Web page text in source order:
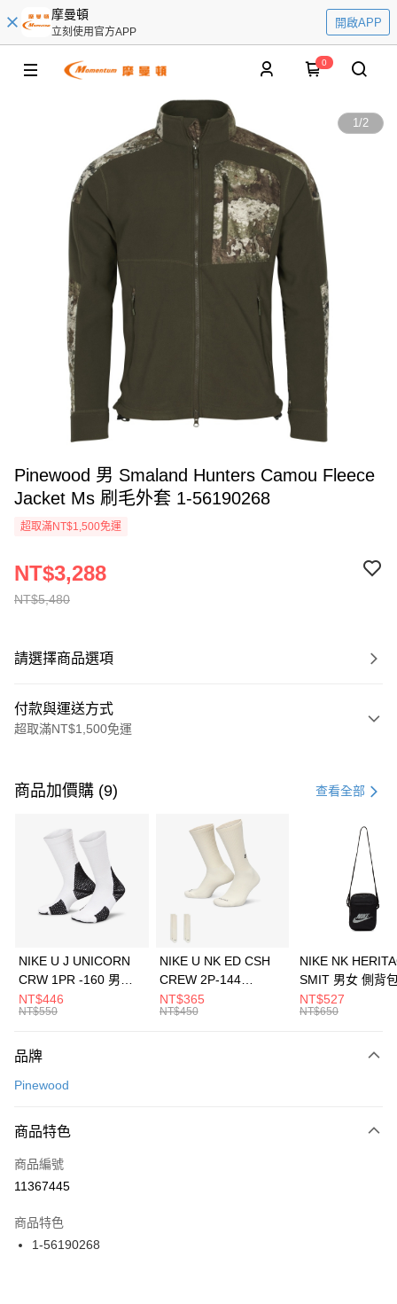
摩曼頓
立刻使用官方APP
開啟APP
0
1/2
Pinewood 男 Smaland Hunters Camou Fleece
Jacket Ms 刷毛外套 1-56190268
超取滿NT$1,500免運
NT$5,480
NT$3,288
請選擇商品選項
付款與運送方式
超取滿NT$1,500免運
信用卡一次付款
3 期 0 利率 每期 21家銀行
合作金庫商業銀行
第一商業銀行
華南商業銀行
彰化商業銀行
上海商業儲蓄銀行
元大商業銀行
台灣樂天信用卡公司
Apple Pay
全盈+PAY
AFTEE先享後付
【關於「AFTEE先享後付」】
便利好安心！
３．安心：先確認商品／服務後，再付款。
【「AFTEE先享後付」結帳流程】
１．於結帳方式選擇「AFTEE先享後付」後，將跳轉至「AFTEE先享後付」
２．訂單成立數日內，您將收到繳費通知簡訊。
３．收到繳費通知簡訊後14天內，點擊此簡訊中的連結，可透過四大超商／
ATM／網路銀行／等多元方式進行付款，方視為交易完成。
運送方式
每筆NT$100，滿NT$1,500(含以上)免運費
宅配
每筆NT$100，滿NT$1,500(含以上)免運費
付款後門市自取
每筆NT$100，滿NT$1,500(含以上)免運費
商品加價購 (9) 查看全部
NIKE U J UNICORN
CRW 1PR -160 男女
中統襪 FZ3393100
NT$446
NT$550
NIKE U NK ED CSH
CREW 2P-144
EMBRDY 男女 短統襪
FZ3073133
NT$365
NT$450
NIKE NK
SMIT 男女 側背
BA5871010
NT$527
NT$650
品牌
Pinewood
商品特色
商品編號
11367445
商品特色
1-56190268